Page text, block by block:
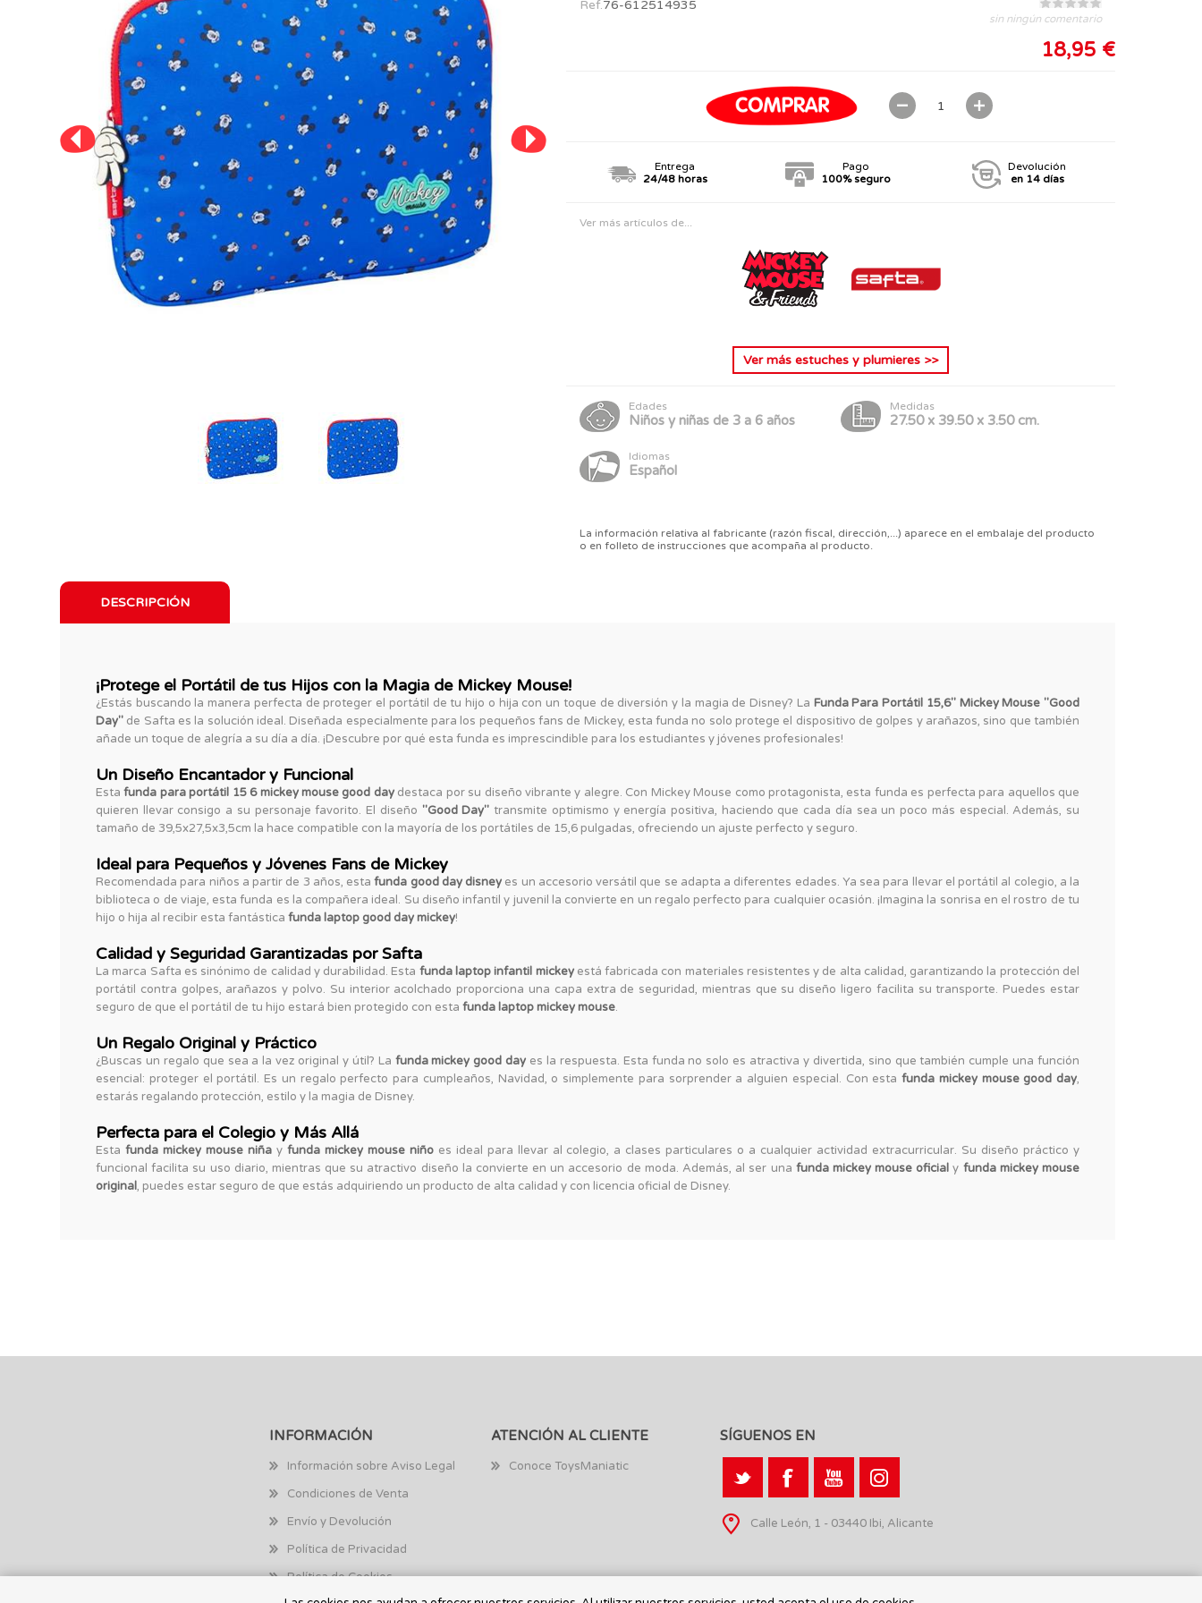
PERSONAJES
Ref.76-612514935
sin ningún comentario
18,95 €
Entrega
24/48 horas
Pago
100% seguro
Devolución
en 14 días
Ver más artículos de...
Ver másestuches y plumieres >>
Edades
Niños y niñas de 3 a 6 años
Medidas
27.50 x 39.50 x 3.50 cm.
Idiomas
Español
La información relativa al fabricante (razón fiscal, dirección,...) aparece en el embalaje del producto
o en folleto de instrucciones que acompaña al producto.
DESCRIPCIÓN
¡Protege el Portátil de tus Hijos con la Magia de Mickey Mouse!
¿Estás buscando la manera perfecta de proteger el portátil de tu hijo o hija con un toque de diversión y la magia de Disney? La Funda Para Portátil 15,6'' Mickey Mouse "Good
Day" de Safta es la solución ideal. Diseñada especialmente para los pequeños fans de Mickey, esta funda no solo protege el dispositivo de golpes y arañazos, sino que también
añade un toque de alegría a su día a día. ¡Descubre por qué esta funda es imprescindible para los estudiantes y jóvenes profesionales!
Un Diseño Encantador y Funcional
Estafunda para portátil 15 6 mickey mouse good daydestaca por su diseño vibrante y alegre. Con Mickey Mouse como protagonista, esta funda es perfecta para aquellos que
quieren llevar consigo a su personaje favorito. El diseño "Good Day" transmite optimismo y energía positiva, haciendo que cada día sea un poco más especial. Además, su
tamaño de 39,5x27,5x3,5cm la hace compatible con la mayoría de los portátiles de 15,6 pulgadas, ofreciendo un ajuste perfecto y seguro.
Ideal para Pequeños y Jóvenes Fans de Mickey
Recomendada para niños a partir de 3 años, estafunda good day disney es un accesorio versátil que se adapta a diferentes edades. Ya sea para llevar el portátil al colegio, a la
biblioteca o de viaje, esta funda es la compañera ideal. Su diseño infantil y juvenil la convierte en un regalo perfecto para cualquier ocasión. ¡Imagina la sonrisa en el rostro de tu
hijo o hija al recibir esta fantástica funda laptop good day mickey!
Calidad y Seguridad Garantizadas por Safta
La marca Safta es sinónimo de calidad y durabilidad. Esta funda laptop infantil mickeyestá fabricada con materiales resistentes y de alta calidad, garantizando la protección del
portátil contra golpes, arañazos y polvo. Su interior acolchado proporciona una capa extra de seguridad, mientras que su diseño ligero facilita su transporte. Puedes estar
seguro de que el portátil de tu hijo estará bien protegido con esta funda laptop mickey mouse.
Un Regalo Original y Práctico
¿Buscas un regalo que sea a la vez original y útil? La funda mickey good day es la respuesta. Esta funda no solo es atractiva y divertida, sino que también cumple una función
esencial: proteger el portátil. Es un regalo perfecto para cumpleaños, Navidad, o simplemente para sorprender a alguien especial. Con esta funda mickey mouse good day,
estarás regalando protección, estilo y la magia de Disney.
Perfecta para el Colegio y Más Allá
Esta funda mickey mouse niñay funda mickey mouse niñoes ideal para llevar al colegio, a clases particulares o a cualquier actividad extracurricular. Su diseño práctico y
funcional facilita su uso diario, mientras que su atractivo diseño la convierte en un accesorio de moda. Además, al ser una funda mickey mouse oficial y funda mickey mouse
original, puedes estar seguro de que estás adquiriendo un producto de alta calidad y con licencia oficial de Disney.
INFORMACIÓN
Información sobre Aviso Legal
Condiciones de Venta
Envío y Devolución
Política de Privacidad
Política de Cookies
ATENCIÓN AL CLIENTE
Conoce ToysManiatic
SÍGUENOS EN
Calle León, 1 - 03440 Ibi, Alicante